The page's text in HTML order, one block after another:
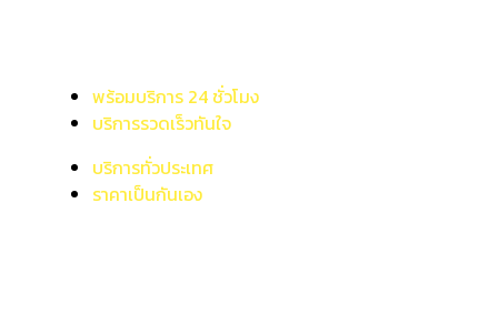
พร้อมบริการ 24 ชั่วโมง
บริการรวดเร็วทันใจ
บริการทั่วประเทศ
ราคาเป็นกันเอง